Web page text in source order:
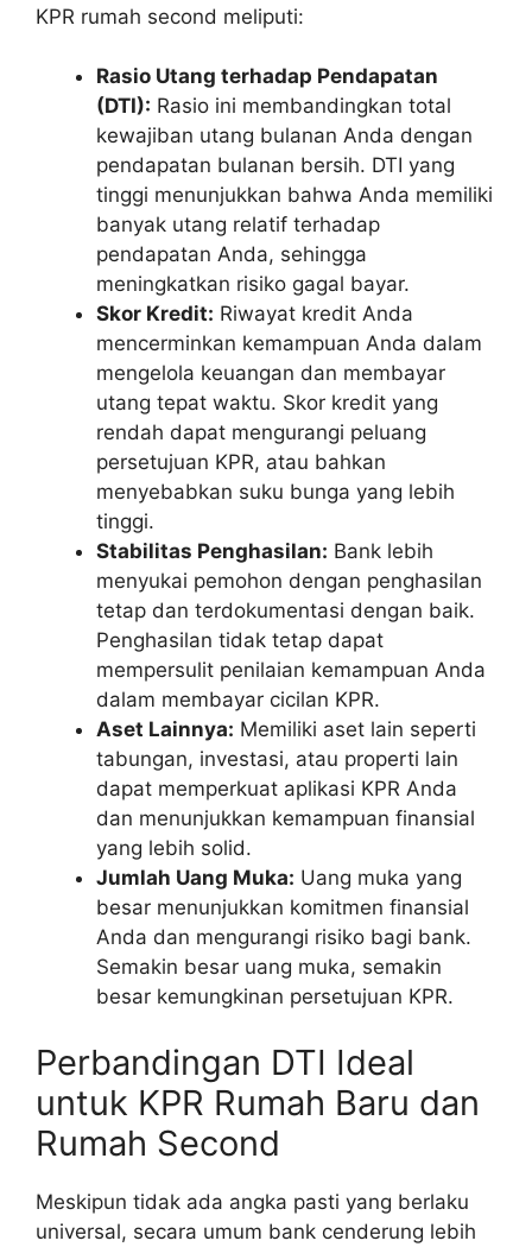
KPR rumah second meliputi:
Rasio Utang terhadap Pendapatan
(DTI): Rasio ini membandingkan total
kewajiban utang bulanan Anda dengan
pendapatan bulanan bersih. DTI yang
tinggi menunjukkan bahwa Anda memiliki
banyak utang relatif terhadap
pendapatan Anda, sehingga
meningkatkan risiko gagal bayar.
Skor Kredit: Riwayat kredit Anda
mencerminkan kemampuan Anda dalam
mengelola keuangan dan membayar
utang tepat waktu. Skor kredit yang
rendah dapat mengurangi peluang
persetujuan KPR, atau bahkan
menyebabkan suku bunga yang lebih
tinggi.
Stabilitas Penghasilan: Bank lebih
menyukai pemohon dengan penghasilan
tetap dan terdokumentasi dengan baik.
Penghasilan tidak tetap dapat
mempersulit penilaian kemampuan Anda
dalam membayar cicilan KPR.
Aset Lainnya: Memiliki aset lain seperti
tabungan, investasi, atau properti lain
dapat memperkuat aplikasi KPR Anda
dan menunjukkan kemampuan finansial
yang lebih solid.
Jumlah Uang Muka: Uang muka yang
besar menunjukkan komitmen finansial
Anda dan mengurangi risiko bagi bank.
Semakin besar uang muka, semakin
besar kemungkinan persetujuan KPR.
Perbandingan DTI Ideal
untuk KPR Rumah Baru dan
Rumah Second
Meskipun tidak ada angka pasti yang berlaku
universal, secara umum bank cenderung lebih